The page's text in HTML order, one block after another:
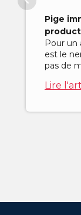
Pige
Pour un
est le
pas de
Lire